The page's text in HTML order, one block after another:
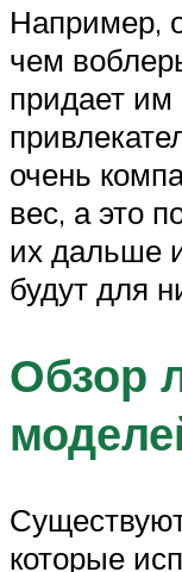
Например,
чем
придает
очень
вес, а это
их дальше
будут для
Обзор
которые